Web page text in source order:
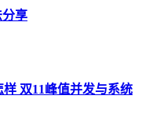
分享
双11峰值并发与系统